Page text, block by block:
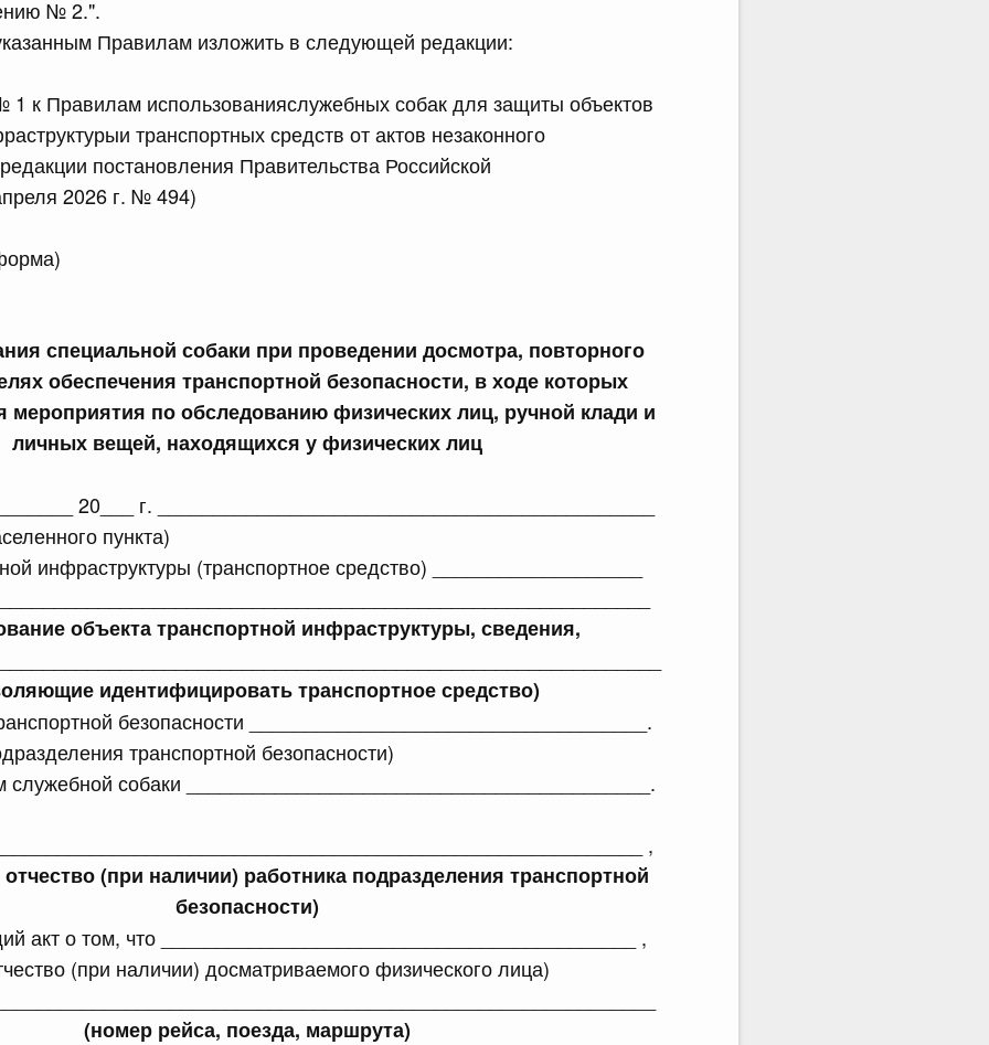
№ 2.".
Правилам изложить в следующей редакции:
Правилам использованияслужебных собак для защиты объектов
транспортных средств от актов незаконного
постановления Правительства Российской
2026 г. № 494)
специальной собаки при проведении досмотра, повторного
обеспечения транспортной безопасности, в ходе которых
мероприятия по обследованию физических лиц, ручной клади и
личных вещей, находящихся у физических лиц
20___ г. _____________________________________________
пункта)
инфраструктуры (транспортное средство) ___________________
объекта транспортной инфраструктуры, сведения,
идентифицировать транспортное средство)
безопасности ____________________________________.
транспортной безопасности)
служебной собаки __________________________________________.
,
(при наличии) работника подразделения транспортной
безопасности)
акт о том, что ___________________________________________ ,
(при наличии) досматриваемого физического лица)
(номер рейса, поезда, маршрута)
Федерации от 22.07.2026 г. № 922
июля, вторник
Федерации от 21.07.2026 г. № 917
Федерации от 21.07.2026 г. № 916
Российской Федерации от 25 ноября 2025
Федерации от 21.07.2026 г. № 918
Российской Федерации от 29 июня 2021 г.
Федерации от 21.07.2026 г. № 920
Федерации от 21.07.2026 г. № 919
Российской Федерации от 12 марта 2022 г.
понедельник
Федерации от 20.07.2026 г. № 915
июля, суббота